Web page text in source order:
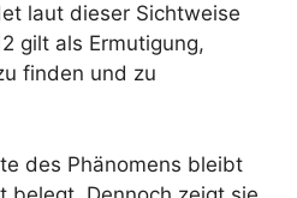
laut dieser Sichtweise
gilt als Ermutigung,
finden und zu
des Phänomens bleibt